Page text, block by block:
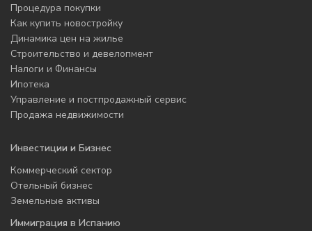
Процедура покупки
Как купить новостройку
Динамика цен на жилье
Строительство и девелопмент
Налоги и Финансы
Ипотека
Управление и постпродажный сервис
Продажа недвижимости
Инвестиции и Бизнес
Коммерческий сектор
Отельный бизнес
Земельные активы
Иммиграция в Испанию